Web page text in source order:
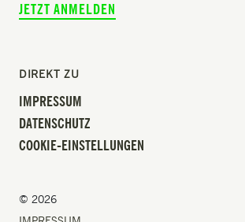
JETZT ANMELDEN
DIREKT ZU
IMPRESSUM
DATENSCHUTZ
COOKIE-EINSTELLUNGEN
© 2026